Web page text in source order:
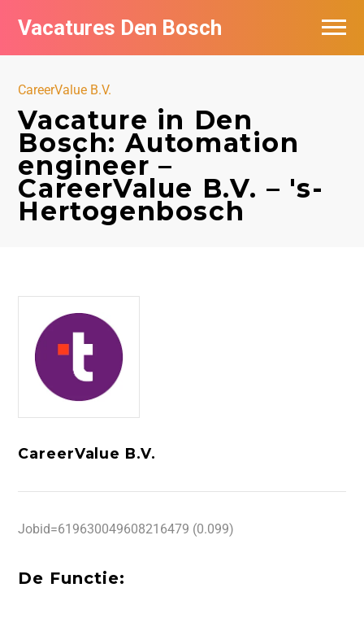
Vacatures Den Bosch
CareerValue B.V.
Vacature in Den
Bosch: Automation
engineer –
CareerValue B.V. – 's-
Hertogenbosch
CareerValue B.V.
Jobid=619630049608216479 (0.099)
De Functie:
Vacatures per bedrijf in Den Bosch